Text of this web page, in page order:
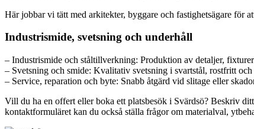
Här jobbar vi tätt med arkitekter, byggare och fastighetsägare för
Industrismide, svetsning och underhåll
– Industrismide och ståltillverkning: Produktion av detaljer,
– Svetsning och smide: Kvalitativ svetsning i svartstål, rostfritt
– Service, reparation och byte: Snabb åtgärd vid slitage eller
Vill du ha en offert eller boka ett platsbesök i Svärdsö? Beskriv
kontaktformuläret kan du också ställa frågor om materialval,